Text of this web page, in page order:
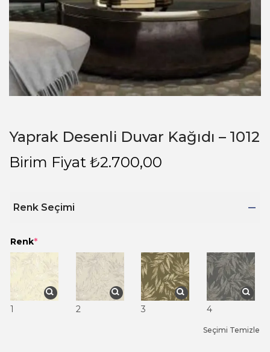
Yaprak Desenli Duvar Kağıdı – 1012
Birim Fiyat ₺2.700,00
Renk Seçimi
Renk*
1 2 3 4
Seçimi Temizle